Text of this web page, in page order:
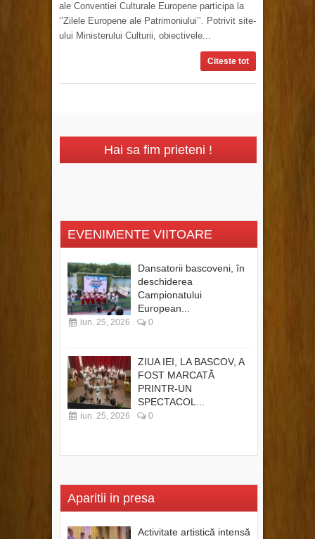
ale Conventiei Culturale Europene participa la
‘’Zilele Europene ale Patrimoniului’’. Potrivit site-
ului Ministerului Culturii, obiectivele...
Citeste tot
Hai sa fim prieteni !
EVENIMENTE VIITOARE
Dansatorii bascoveni, în
deschiderea
Campionatului
European...
iun. 25, 2026 0
ZIUA IEI, LA BASCOV, A
FOST MARCATĂ
PRINTR-UN
SPECTACOL...
iun. 25, 2026 0
Aparitii in presa
Activitate artistică intensă